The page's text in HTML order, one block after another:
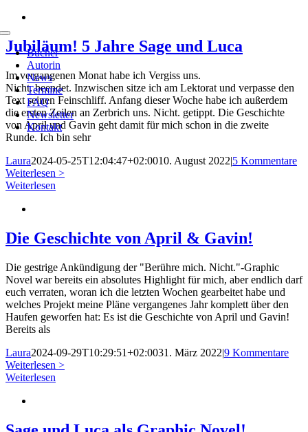
Zum
Inhalt
springen
Toggle
Navigation
Bücher
Autorin
News
Termine
FAQ
Newsletter
Kontakt
Jubiläum! 5 Jahre Sage und Luca
Im vergangenen Monat habe ich Vergiss uns.
Nicht. beendet. Inzwischen sitze ich am Lektorat und verpasse den
Text seinen Feinschliff. Anfang dieser Woche habe ich außerdem
die ersten Zeilen an Zerbrich uns. Nicht. getippt. Die Geschichte
von April und Gavin geht damit für mich schon in die zweite
Runde. Ich bin sehr
Laura2024-05-25T12:04:47+02:0010. August 2022|5 Kommentare
Weiterlesen >
Weiterlesen
Die Geschichte von April & Gavin!
Die gestrige Ankündigung der "Berühre mich. Nicht."-Graphic
Novel war bereits ein absolutes Highlight für mich, aber endlich darf
euch verraten, woran ich die letzten Wochen gearbeitet habe und
welches Projekt meine Pläne vergangenes Jahr komplett über den
Haufen geworfen hat: Es ist die Geschichte von April und Gavin!
Bereits als
Laura2024-09-29T10:29:51+02:0031. März 2022|9 Kommentare
Weiterlesen >
Weiterlesen